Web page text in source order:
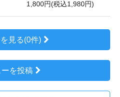
1,800円(税込1,980円)
見る(0件)
ーを投稿